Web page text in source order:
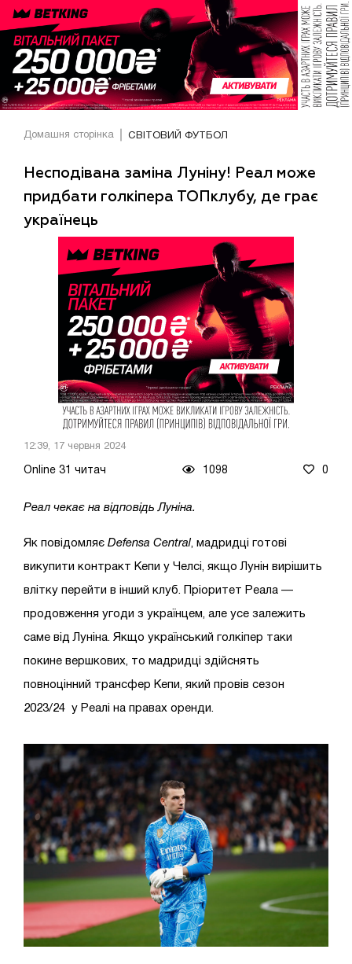
Домашня сторінка СВІТОВИЙ ФУТБОЛ
Несподівана заміна Луніну! Реал може
придбати голкіпера ТОПклубу, де грає
українець
12:39, 17 червня 2024
Online 31 читач 1098 0
Реал чекає на відповідь Луніна.
Як повідомляє Defensa Central , мадридці готові
викупити контракт Кепи у Челсі, якщо Лунін вирішить
влітку перейти в інший клуб. Пріоритет Реала —
продовження угоди з українцем, але усе залежить
саме від Луніна. Якщо український голкіпер таки
покине вершкових, то мадридці здійснять
повноцінний трансфер Кепи, який провів сезон
2023/24 у Реалі на правах оренди.